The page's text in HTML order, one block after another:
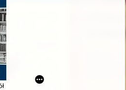
Nauk w Przemyślu i jego biblioteka w